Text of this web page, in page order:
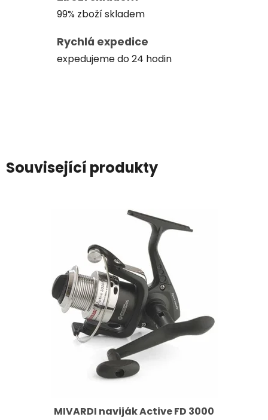
99% zboží skladem
Rychlá expedice
expedujeme do 24 hodin
Související produkty
MIVARDI naviják Active FD 3000